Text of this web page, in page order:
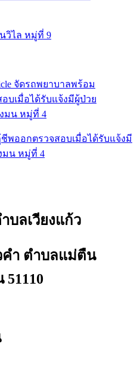
วิไล หมู่ที่ 9
พออกตรวจสอบเมื่อได้รับแจ้งมี
มน หมู่ที่ 4
บลเวียงแก้ว
คำ ตำบลแม่ตืน